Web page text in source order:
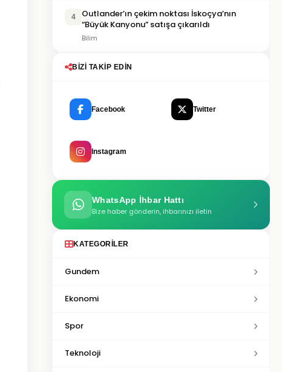
4
Outlander’ın çekim noktası İskoçya’nın
“Büyük Kanyonu” satışa çıkarıldı
Bilim
BIZI TAKIP EDIN
Facebook Twitter
Instagram
WhatsApp İhbar Hattı
Bize haber gönderin, ihbarınızı iletin
KATEGORILER
Gundem
Ekonomi
Spor
Teknoloji